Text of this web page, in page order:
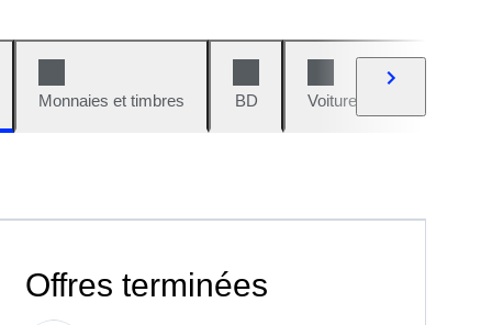
Monnaies et timbres BD Voitures et motos
Offres terminées